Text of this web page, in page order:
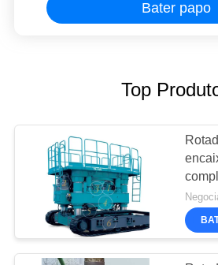
Bater papo
Top